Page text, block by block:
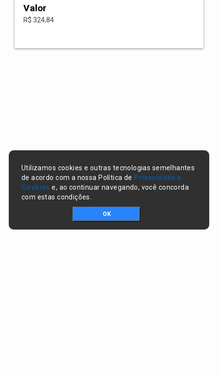
Valor
R$ 324,84
Utilizamos cookies e outras tecnologias semelhantes
de acordo com a nossa Política de Privacidade e
Cookies e, ao continuar navegando, você concorda
com estas condições.
OK